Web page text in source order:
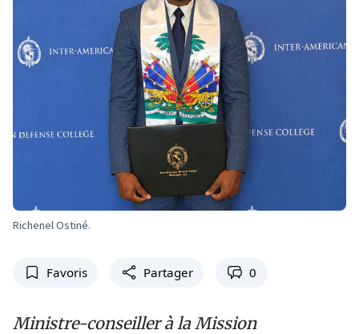
Richenel Ostiné.
Favoris Partager 0
Ministre-conseiller à la Mission